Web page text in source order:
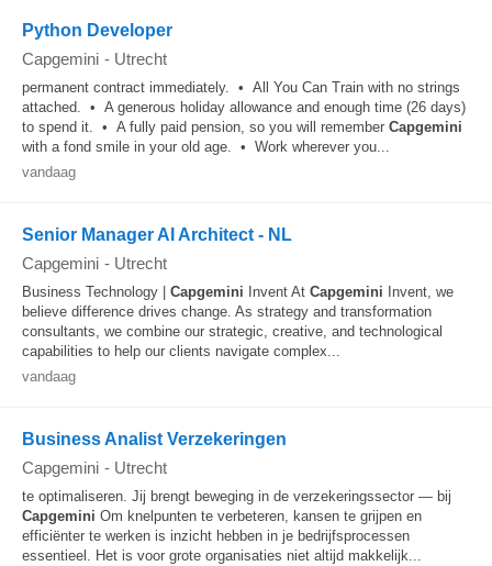
Python Developer
Capgemini - Utrecht
permanent contract immediately. • All You Can Train with no strings
attached. • A generous holiday allowance and enough time (26 days)
to spend it. • A fully paid pension, so you will remember Capgemini
with a fond smile in your old age. • Work wherever you...
vandaag
Senior Manager AI Architect - NL
Capgemini - Utrecht
Business Technology | Capgemini Invent At Capgemini Invent, we
believe difference drives change. As strategy and transformation
consultants, we combine our strategic, creative, and technological
capabilities to help our clients navigate complex...
vandaag
Business Analist Verzekeringen
Capgemini - Utrecht
te optimaliseren. Jij brengt beweging in de verzekeringssector — bij
Capgemini Om knelpunten te verbeteren, kansen te grijpen en
efficiënter te werken is inzicht hebben in je bedrijfsprocessen
essentieel. Het is voor grote organisaties niet altijd makkelijk...